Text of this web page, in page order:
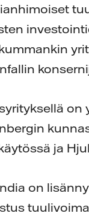
on
ja
on